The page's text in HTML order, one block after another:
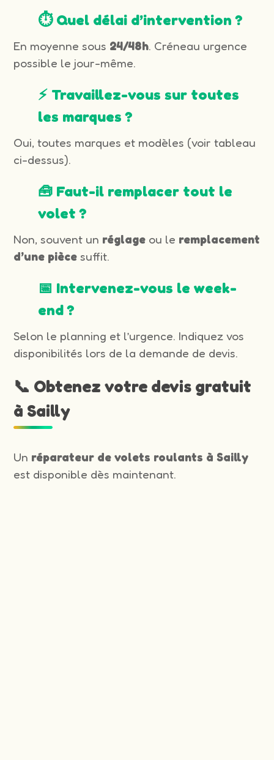
⏱️ Quel délai d’intervention ?
En moyenne sous 24/48h. Créneau urgence
possible le jour-même.
⚡ Travaillez-vous sur toutes
les marques ?
Oui, toutes marques et modèles (voir tableau
ci-dessus).
🧰 Faut-il remplacer tout le
volet ?
Non, souvent un réglage ou le remplacement
d’une pièce suffit.
📅 Intervenez-vous le week-
end ?
Selon le planning et l’urgence. Indiquez vos
disponibilités lors de la demande de devis.
📞 Obtenez votre devis gratuit
à Sailly
Un réparateur de volets roulants à Sailly
est disponible dès maintenant.